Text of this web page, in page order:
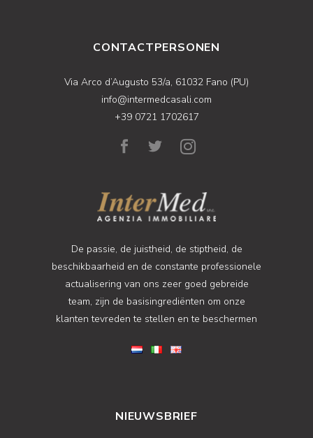
CONTACTPERSONEN
Via Arco d’Augusto 53/a, 61032 Fano (PU)
info@intermedcasali.com
+39 0721 1702617
De passie, de juistheid, de stiptheid, de
beschikbaarheid en de constante professionele
actualisering van ons zeer goed gebreide
team, zijn de basisingrediënten om onze
klanten tevreden te stellen en te beschermen
NIEUWSBRIEF